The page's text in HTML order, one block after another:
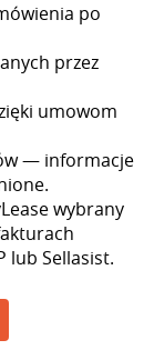
po
przez
umowom
— informacje
wybrany
lub Sellasist.